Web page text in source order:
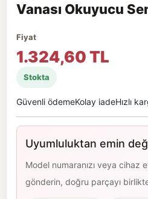
Vanası Okuyucu
Fiyat
1.324,60 TL
Stokta
Güvenli ödemeKolay iadeHızlı
Uyumluluktan emin
Model numaranızı veya cihaz
gönderin, doğru parçayı